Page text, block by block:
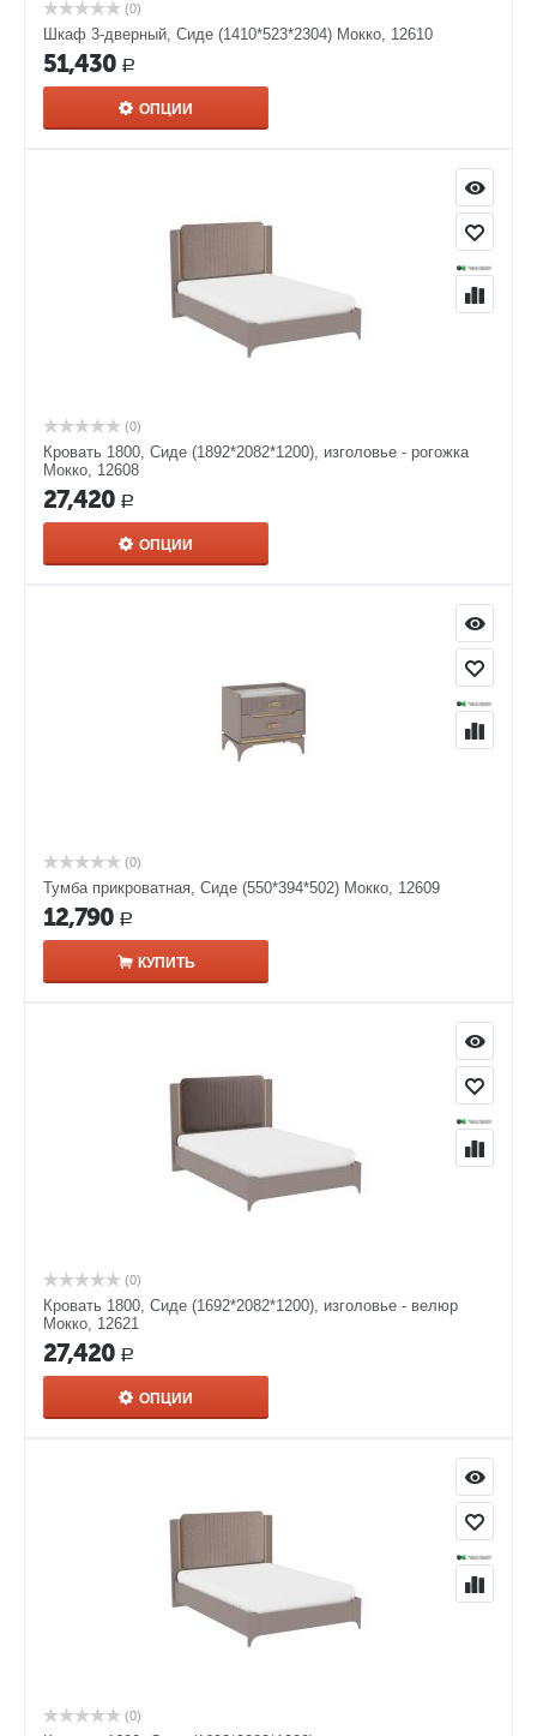
(0)
Шкаф 3-дверный, Сиде (1410*523*2304) Мокко, 12610
51,430 Р
ОПЦИИ
(0)
Кровать 1800, Сиде (1892*2082*1200), изголовье - рогожка
Мокко, 12608
27,420 Р
ОПЦИИ
(0)
Тумба прикроватная, Сиде (550*394*502) Мокко, 12609
12,790 Р
КУПИТЬ
(0)
Кровать 1800, Сиде (1692*2082*1200), изголовье - велюр
Мокко, 12621
27,420 Р
ОПЦИИ
(0)